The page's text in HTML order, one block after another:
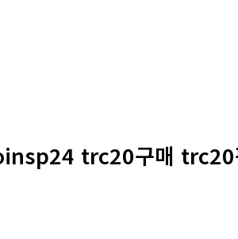
trc20구매 trc20